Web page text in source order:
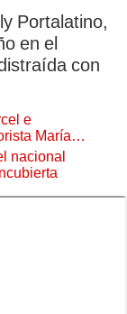
Portalatino,
en el
con
e
María
nacional